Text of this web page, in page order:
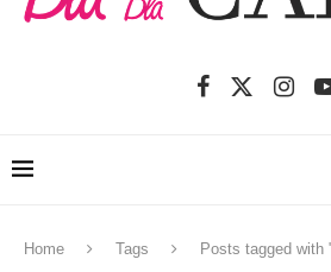
Home Tags Posts tagged with